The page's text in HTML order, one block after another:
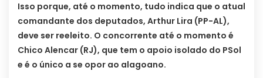
Isso porque, até o momento, tudo indica que o atual
comandante dos deputados, Arthur Lira (PP-AL),
deve ser reeleito. O concorrente até o momento é
Chico Alencar (RJ), que tem o apoio isolado do PSol
e é o único a se opor ao alagoano.